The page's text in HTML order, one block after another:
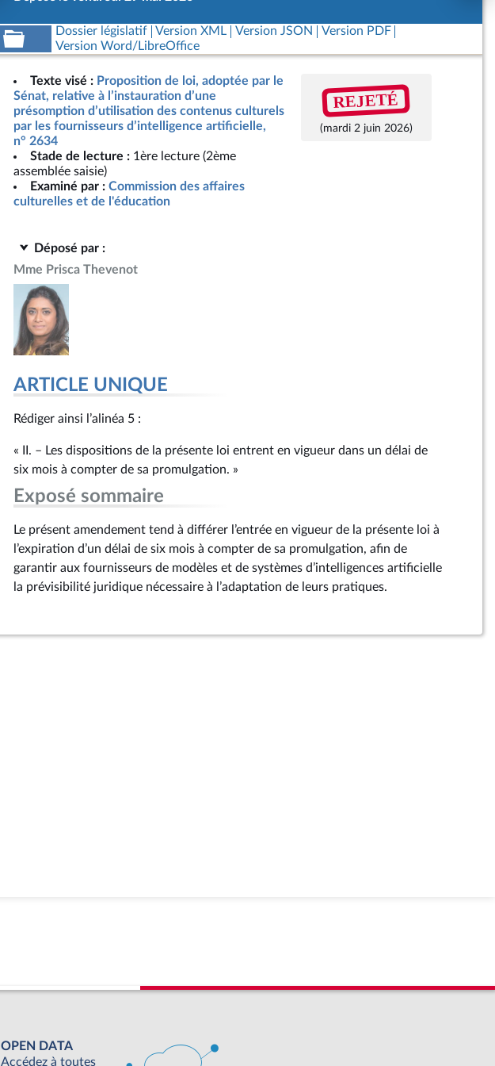
Dossier législatif Version XML Version JSON
Version PDF
Version Word/LibreOffice
Texte visé : Proposition de loi, adoptée par le
Sénat, relative à l’instauration d’une
présomption d’utilisation des contenus culturels
par les fournisseurs d’intelligence artificielle,
n° 2634
Stade de lecture : 1ère lecture (2ème
assemblée saisie)
Examiné par : Commission des affaires
culturelles et de l'éducation
REJETÉ
(mardi 2 juin 2026)
Déposé par :
Mme Prisca Thevenot
ARTICLE UNIQUE
Rédiger ainsi l’alinéa 5 :
« II. – Les dispositions de la présente loi entrent en vigueur dans un délai de
six mois à compter de sa promulgation. »
Exposé sommaire
Le présent amendement tend à différer l’entrée en vigueur de la présente loi à
l’expiration d’un délai de six mois à compter de sa promulgation, afin de
garantir aux fournisseurs de modèles et de systèmes d’intelligences artificielle
la prévisibilité juridique nécessaire à l’adaptation de leurs pratiques.
OPEN DATA
Accédez à toutes